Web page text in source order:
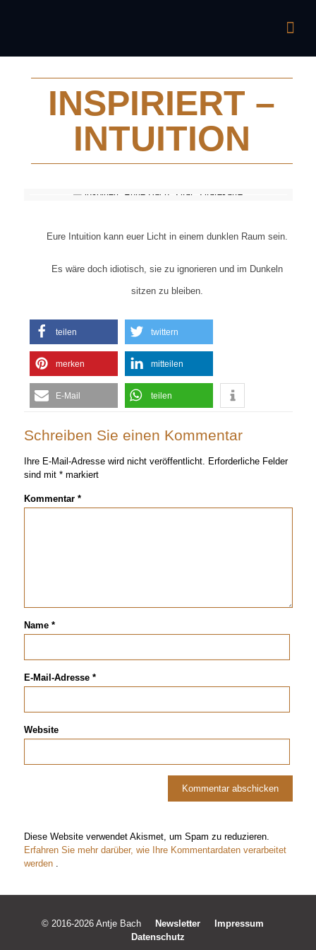
INSPIRIERT –
INTUITION
Eure Intuition kann euer Licht in einem dunklen Raum sein.
Es wäre doch idiotisch, sie zu ignorieren und im Dunkeln
sitzen zu bleiben.
teilen twittern
merken mitteilen
E-Mail teilen
Schreiben Sie einen Kommentar
Ihre E-Mail-Adresse wird nicht veröffentlicht. Erforderliche Felder
sind mit *markiert
Kommentar *
Name *
E-Mail-Adresse *
Website
Diese Website verwendet Akismet, um Spam zu reduzieren.
Erfahren Sie mehr darüber, wie Ihre Kommentardaten verarbeitet
werden .
© 2016-2026 Antje Bach Newsletter
Impressum
Datenschutz